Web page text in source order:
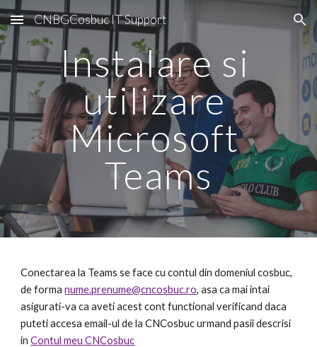
Skip to main content Skip to navigation
CNBGCosbuc IT Support
Instalare si
utilizare
Microsoft
Teams
Conectarea la Teams se face cu contul din domeniul cosbuc,
de forma nume.prenume@cncosbuc.ro, asa ca mai intai
asigurati-va ca aveti acest cont functional verificand daca
puteti accesa email-ul de la CNCosbuc urmand pasii descrisi
in Contul meu CNCosbuc